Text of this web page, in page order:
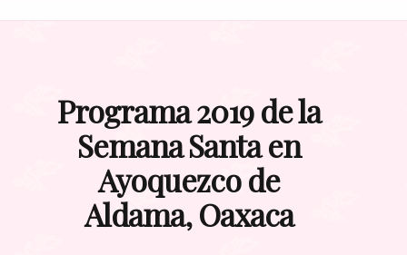
Programa 2019 de la
Semana Santa en
Ayoquezco de
Aldama, Oaxaca